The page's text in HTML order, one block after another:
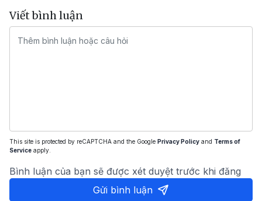
Viết bình luận
This site is protected by reCAPTCHA and the Google Privacy Policy and Terms of
Service apply.
Bình luận của bạn sẽ được xét duyệt trước khi đăng
Gửi bình luận